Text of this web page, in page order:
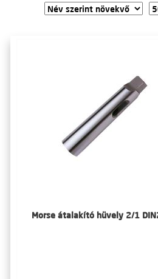
Morse átalakító hüvely 2/1